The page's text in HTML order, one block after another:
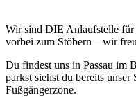
Wir sind DIE Anlaufstelle für
vorbei zum Stöbern – wir
Du findest uns in Passau im
parkst siehst du bereits
Fußgängerzone.